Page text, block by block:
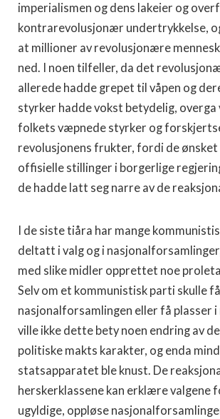
imperialismen og dens lakeier og
kontrarevolusjonær undertrykkelse,
at millioner av revolusjonære
ned. I noen tilfeller, da det
allerede hadde gre­pet til våpen og
styrker hadde vokst betydelig, overga
folkets væpnede styrker og
revolusjonens frukter, fordi de ønsket
offisielle stillinger i borgerlige
de hadde latt seg narre av de
I de siste tiåra har mange
deltatt i valg og i
med slike midler opprettet noe
Selv om et kommunistisk parti skulle
nasjonalforsamlingen eller få plasser
ville ikke dette bety noen endring av
poli­tiske makts karakter, og enda
statsapparatet ble knust. De
herskerklassene kan erklære valgene
ugyldige, oppløse